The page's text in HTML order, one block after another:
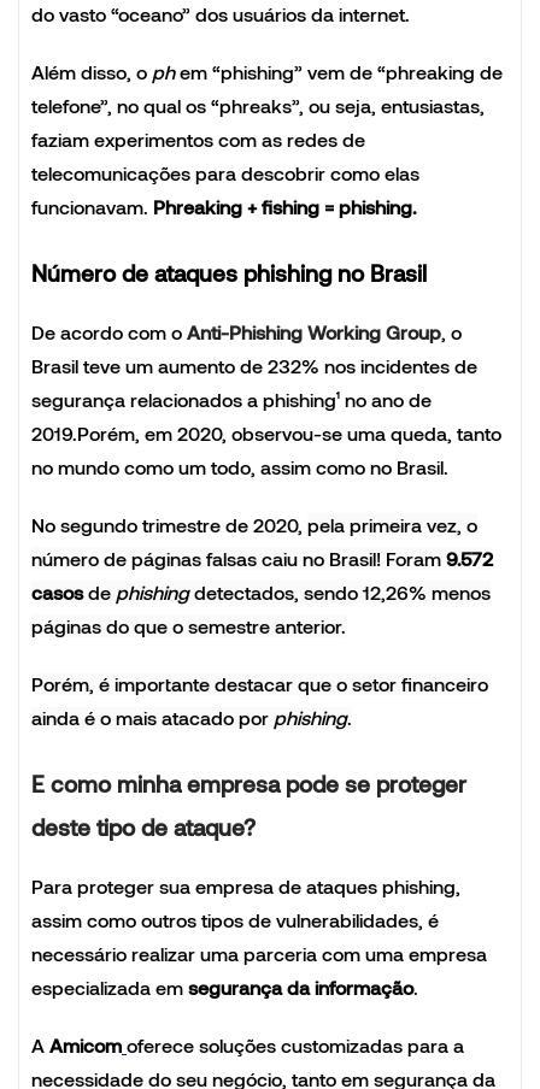
do vasto “oceano” dos usuários da internet.
Além disso, o phem “phishing” vem de “phreaking de
telefone”, no qual os “phreaks”, ou seja, entusiastas,
faziam experimentos com as redes de
telecomunicações para descobrir como elas
funcionavam. Phreaking + fishing = phishing.
Número de ataques phishing no Brasil
De acordo com o Anti-Phishing Working Group, o
Brasil teve um aumento de 232% nos incidentes de
segurança relacionados a phishing¹ no ano de
2019.Porém, em 2020, observou-se uma queda, tanto
no mundo como um todo, assim como no Brasil.
No segundo trimestre de 2020, pela primeira vez, o
número de páginas falsas caiu no Brasil! Foram 9.572
casosde phishingdetectados, sendo 12,26% menos
páginas do que o semestre anterior.
Porém, é importante destacar que o setor financeiro
ainda é o mais atacado por phishing.
E como minha empresa pode se proteger
deste tipo de ataque?
Para proteger sua empresa de ataques phishing,
assim como outros tipos de vulnerabilidades, é
necessário realizar uma parceria com uma empresa
especializada em segurança da informação.
A Amicom oferece soluções customizadas para a
necessidade do seu negócio, tanto em segurança da